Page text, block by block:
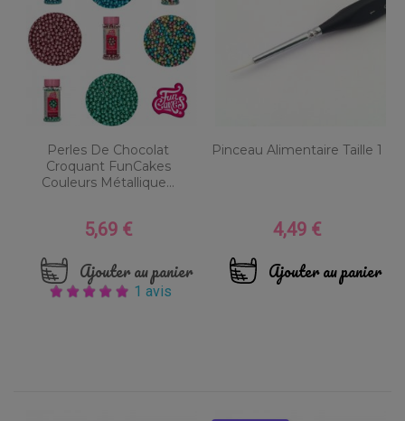
Perles De Chocolat
Croquant FunCakes
Couleurs Métallique...
Prix
5,69 €
Ajouter au panier
1 avis
Pinceau Alimentaire Taille 1
Prix
4,49 €
Ajouter au panier